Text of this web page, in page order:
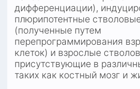
дифференциации),
плюрипотентные
(полученные путем
перепрограммирования
клеток) и взрослые
присутствующие в
таких как костный мозг и